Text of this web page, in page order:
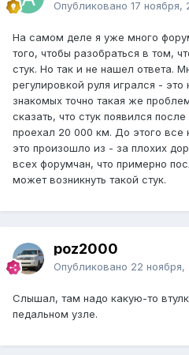
Опубликовано 17 ноября,
На самом деле я уже много
того, чтобы разобраться в том,
стук. Но так и не нашел ответа.
регулировкой руля игрался -
знакомых точно такая же
сказать, что стук появился
проехал 20 000 км. До этого
это произошло из - за плохих
всех форумчан, что примерно
может возникнуть такой стук.
poz2000
Опубликовано 22 ноября,
Слышал, там надо какую-то
педальном узле.